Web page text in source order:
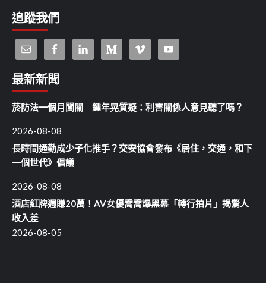
追蹤我們
最新新聞
菸防法一個月闖關 鍾年晃質疑：利害關係人意見聽了嗎？
2026-08-08
長時間通勤成少子化推手？交安協會發布《居住，交通，和下
一個世代》倡議
2026-08-08
酒店紅牌週賺20萬！AV女優喬喬爆黑幕「轉行拍片」揭驚人
收入差
2026-08-05